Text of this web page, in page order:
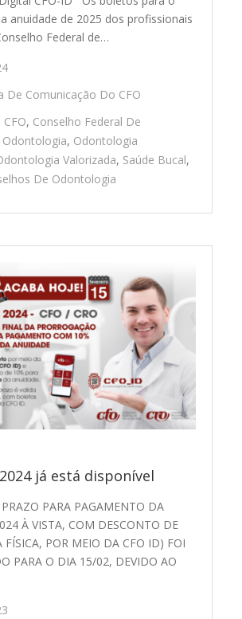
anuidade de 2025 dos profissionais
Federal de…
De Comunicação Do CFO
CFO, Conselho Federal De
Odontologia, Odontologia
Valorizada, Saúde Bucal,
De Odontologia
já está disponível
PARA PAGAMENTO DA
À VISTA, COM DESCONTO DE
FÍSICA, POR MEIO DA CFO ID) FOI
PARA O DIA 15/02, DEVIDO AO